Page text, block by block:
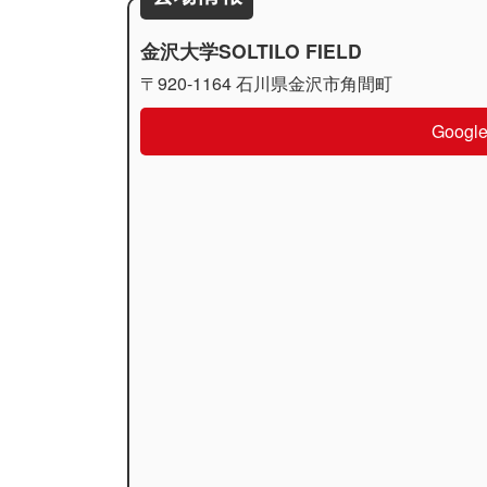
金沢大学SOLTILO FIELD
〒920-1164 石川県金沢市角間町